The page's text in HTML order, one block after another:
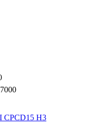
CPСD15 H3